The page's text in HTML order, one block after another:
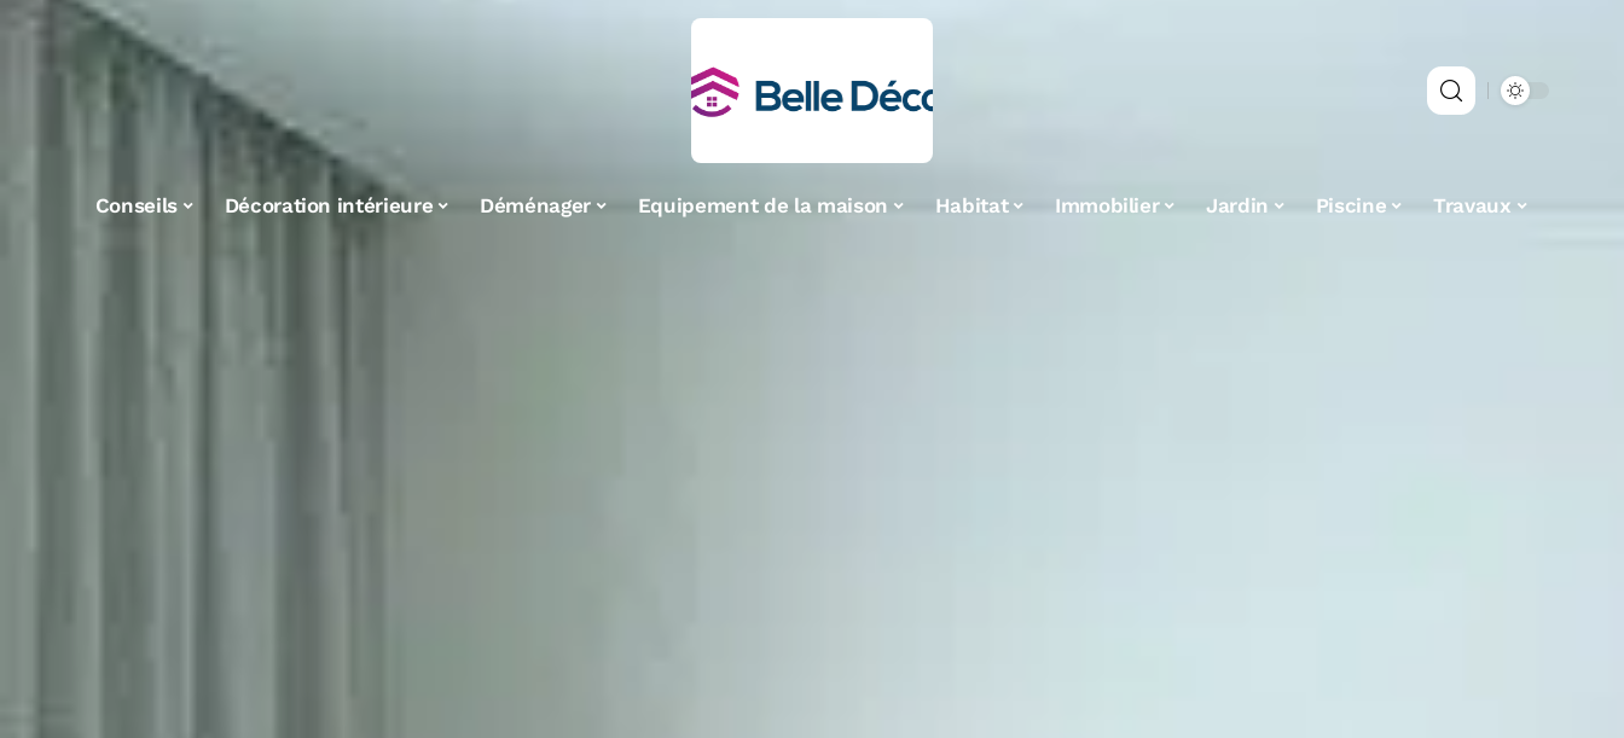
Conseils Décoration intérieure Déménager Equipement de la maison Habitat Immobilier Jardin Piscine Travaux